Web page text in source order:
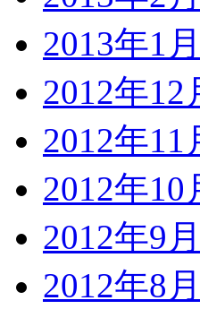
2013年1
2012年12
2012年11
2012年10
2012年9
2012年8